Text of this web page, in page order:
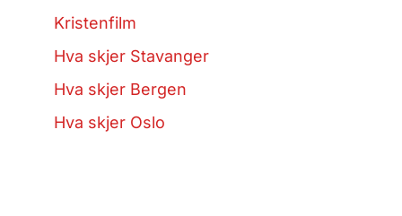
Kristenfilm
Hva skjer Stavanger
Hva skjer Bergen
Hva skjer Oslo